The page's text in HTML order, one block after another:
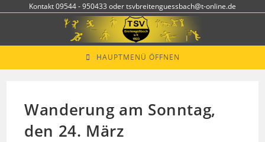
Kontakt 09544 - 950433 oder tsvbreitenguessbach@t-online.de
HAUPTMENÜ ÖFFNEN
Wanderung am Sonntag,
den 24. März